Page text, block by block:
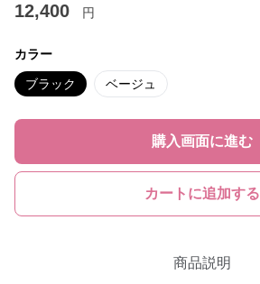
12,400 円
カラー
ブラック ベージュ
購入画面に進む
カートに追加する
商品説明